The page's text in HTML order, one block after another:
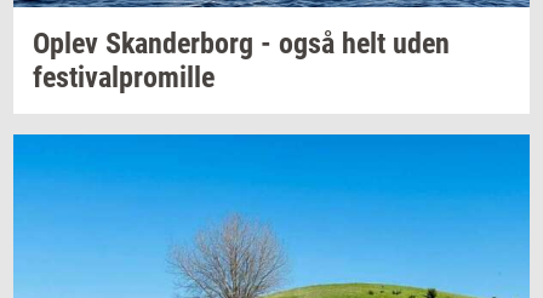
Oplev Skan­der­borg - også helt uden
festi­val­pro­mil­le